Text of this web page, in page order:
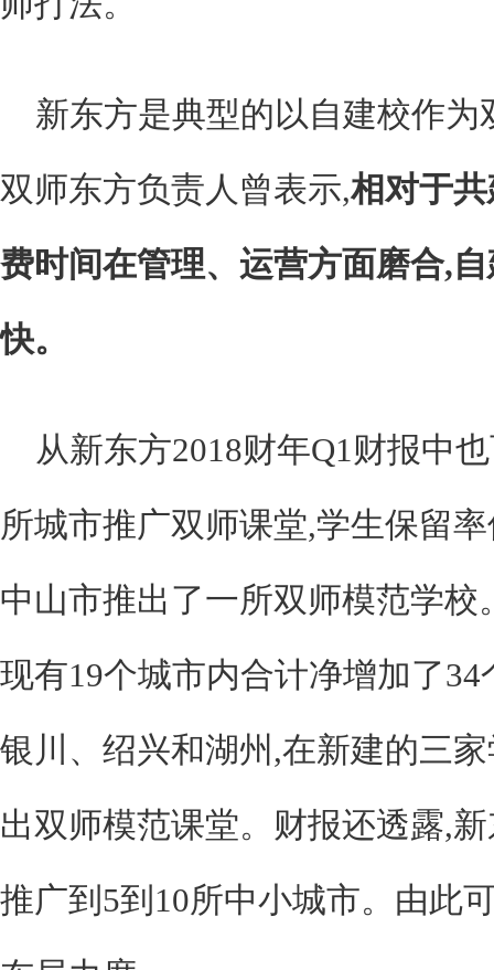
新东方是典型的以自建校作
双师东方负责人曾表示,相对于
费时间在管理、运营方面磨合,
快。
从新东方2018财年Q1财报中
所城市推广双师课堂,学生保留
中山市推出了一所双师模范学校
现有19个城市内合计净增加了
银川、绍兴和湖州,在新建的三
出双师模范课堂。财报还透露,
推广到5到10所中小城市。由此